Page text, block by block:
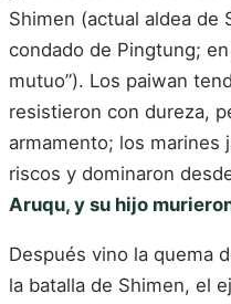
Shimen (actual aldea de
condado de Pingtung;
mutuo”). Los paiwan
resistieron con dureza,
armamento; los marines
riscos y dominaron
Aruqu, y su hijo
Después vino la quema
la batalla de Shimen, el